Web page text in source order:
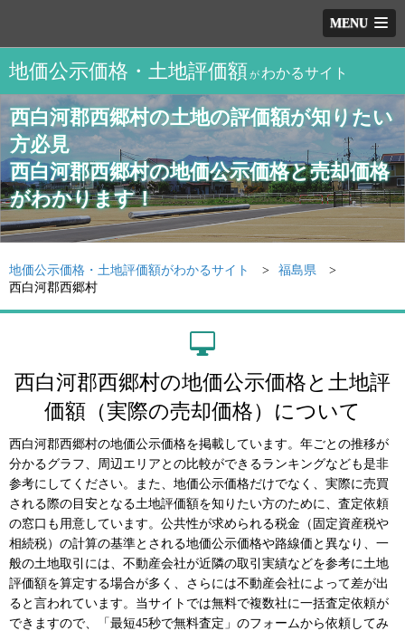
MENU
地価公示価格・土地評価額が わかるサイト
西白河郡西郷村の土地の評価額が知りたい
方必見
西白河郡西郷村の地価公示価格と売却価格
がわかります！
地価公示価格・土地評価額がわかるサイト
福島県
西白河郡西郷村
西白河郡西郷村の地価公示価格と土地評
価額（実際の売却価格）について
西白河郡西郷村の地価公示価格を掲載しています。年ごとの推移が
分かるグラフ、周辺エリアとの比較ができるランキングなども是非
参考にしてください。また、地価公示価格だけでなく、実際に売買
される際の目安となる土地評価額を知りたい方のために、査定依頼
の窓口も用意しています。公共性が求められる税金（固定資産税や
相続税）の計算の基準とされる地価公示価格や路線価と異なり、一
般の土地取引には、不動産会社が近隣の取引実績などを参考に土地
評価額を算定する場合が多く、さらには不動産会社によって差が出
ると言われています。当サイトでは無料で複数社に一括査定依頼が
できますので、「最短45秒で無料査定」のフォームから依頼してみ